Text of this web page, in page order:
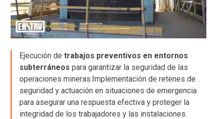
Ejecución detrabajos preventivos en entornos
subterráneos para garantizar la seguridad de las
operaciones mineras.Implementación de retenes de
seguridad y actuación en situaciones de emergencia
para asegurar una respuesta efectiva y proteger la
integridad de los trabajadores y las instalaciones.